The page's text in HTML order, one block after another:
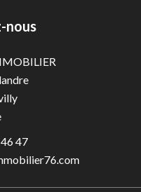
nous
47